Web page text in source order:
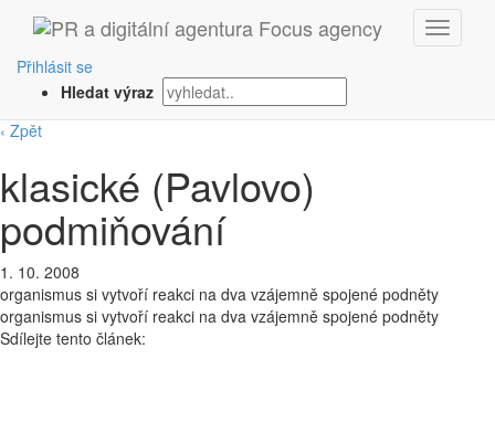
Přihlásit se
Hledat výraz
‹ Zpět
klasické (Pavlovo)
podmiňování
1. 10. 2008
organismus si vytvoří reakci na dva vzájemně spojené podněty
organismus si vytvoří reakci na dva vzájemně spojené podněty
Sdílejte tento článek: